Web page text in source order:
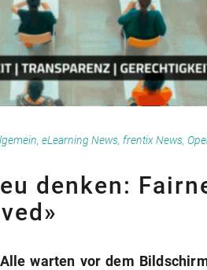
, eLearning News, frentix News,
denken:
warten vor dem